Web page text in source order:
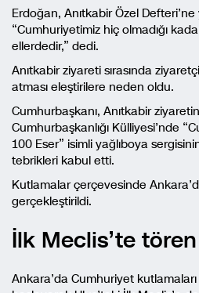
Erdoğan, Anıtkabir Özel Defteri’ne
“Cumhuriyetimiz hiç olmadığı
ellerdedir,” dedi.
Anıtkabir ziyareti sırasında
atması eleştirilere neden oldu.
Cumhurbaşkanı, Anıtkabir
Cumhurbaşkanlığı Külliyesi’nde
100 Eser” isimli yağlıboya sergisinin
tebrikleri kabul etti.
Kutlamalar çerçevesinde
gerçekleştirildi.
İlk Meclis’te tören
Ankara’da Cumhuriyet